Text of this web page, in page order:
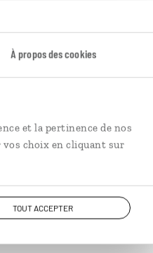
À propos des cookies
et la pertinence de nos
vos choix en cliquant sur
TOUT ACCEPTER